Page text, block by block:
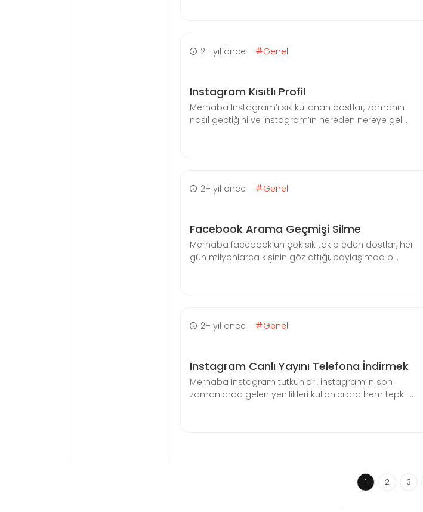
2+ yıl önce Genel
Instagram Kısıtlı Profil
Merhaba Instagram’ı sık kullanan dostlar, zamanın
nasıl geçtiğini ve Instagram’ın nereden nereye gel...
2+ yıl önce Genel
Facebook Arama Geçmişi Silme
Merhaba facebook’un çok sık takip eden dostlar, her
gün milyonlarca kişinin göz attığı, paylaşımda b...
2+ yıl önce Genel
Instagram Canlı Yayını Telefona İndirmek
Merhaba İnstagram tutkunları, instagram’ın son
zamanlarda gelen yenilikleri kullanıcılara hem tepki ...
1 2 3